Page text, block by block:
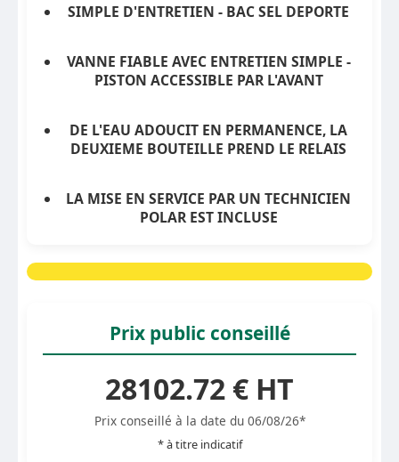
SIMPLE D'ENTRETIEN - BAC SEL DEPORTE
VANNE FIABLE AVEC ENTRETIEN SIMPLE -
PISTON ACCESSIBLE PAR L'AVANT
DE L'EAU ADOUCIT EN PERMANENCE, LA
DEUXIEME BOUTEILLE PREND LE RELAIS
LA MISE EN SERVICE PAR UN TECHNICIEN
POLAR EST INCLUSE
Prix public conseillé
28102.72 € HT
Prix conseillé à la date du 06/08/26*
* à titre indicatif